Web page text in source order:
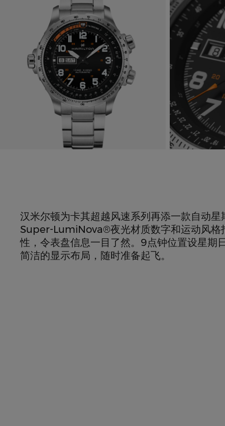
汉米尔顿为卡其超越风速系列再添一款自动星
Super-LumiNova®夜光材质数字和运动风格
性，令表盘信息一目了然。9点钟位置设星期
简洁的显示布局，随时准备起飞。